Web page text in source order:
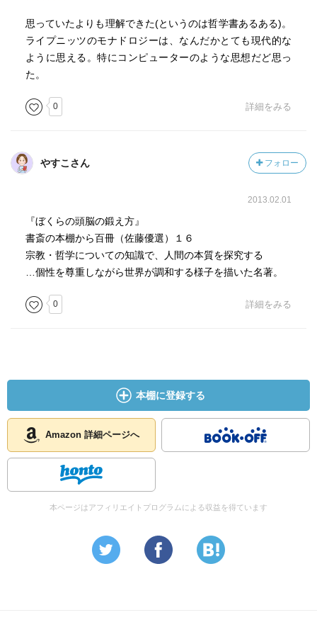
思っていたよりも理解できた(というのは哲学書あるある)。
ライプニッツのモナドロジーは、なんだかとても現代的な
ように思える。特にコンピューターのような思想だど思っ
た。
0 詳細をみる
やすこさん フォロー
2013.02.01
『ぼくらの頭脳の鍛え方』
書斎の本棚から百冊（佐藤優選）１６
宗教・哲学についての知識で、人間の本質を探究する
…個性を尊重しながら世界が調和する様子を描いた名著。
0 詳細をみる
本棚に登録する
Amazon 詳細ページへ
本ページはアフィリエイトプログラムによる収益を得ています